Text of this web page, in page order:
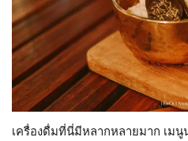
เครื่องดื่มที่นี่มีหลากหลายมาก เมนู